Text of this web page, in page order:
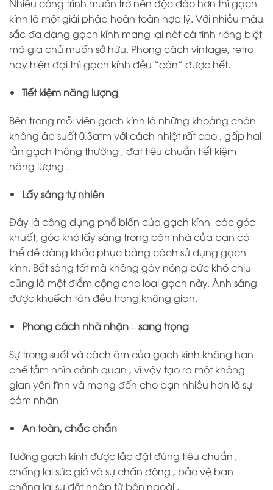
Nhiều công trình muốn trở nên độc đáo hơn thì gạch
kính là một giải pháp hoàn toàn hợp lý. Với nhiều màu
sắc đa dạng gạch kính mang lại nét cá tính riêng biệt
mà gia chủ muốn sở hữu. Phong cách vintage, retro
hay hiện đại thì gạch kính đều “cân” được hết.
Tiết kiệm năng lượng
Bên trong mỗi viên gạch kính là những khoảng chân
không áp suất 0,3atm với cách nhiệt rất cao , gấp hai
lần gạch thông thường , đạt tiêu chuẩn tiết kiệm
năng lượng .
Lấy sáng tự nhiên
Đây là công dụng phổ biến của gạch kính, các góc
khuất, góc khó lấy sáng trong căn nhà của bạn có
thể dễ dàng khắc phục bằng cách sử dụng gạch
kính. Bắt sáng tốt mà không gây nóng bức khó chịu
cũng là một điểm cộng cho loại gạch này. Ánh sáng
được khuếch tán đều trong không gian.
Phong cách nhã nhặn – sang trọng
Sự trong suốt và cách âm của gạch kính không hạn
chế tầm nhìn cảnh quan , vì vậy tạo ra một không
gian yên tĩnh và mang đến cho bạn nhiều hơn là sự
cảm nhận
An toàn, chắc chắn
Tường gạch kính được lắp đặt đúng tiêu chuẩn ,
chống lại sức gió và sự chấn động , bảo vệ bạn
chống lại sự đột nhập từ bên ngoài .